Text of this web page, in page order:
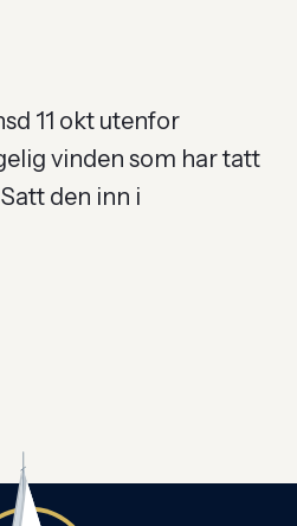
11 okt utenfor
vinden som har tatt
den inn i